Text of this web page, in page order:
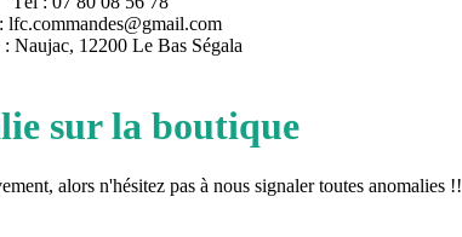
lfc.commandes@gmail.com
: Naujac, 12200 Le Bas Ségala
sur la boutique
alors n'hésitez pas à nous signaler toutes anomalies !!